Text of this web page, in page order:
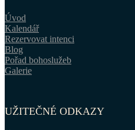
Úvod
Kalendář
Rezervovat intenci
Blog
Pořad bohoslužeb
Galerie
UŽITEČNÉ ODKAZY